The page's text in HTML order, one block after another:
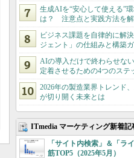
生成AIを“安心して使える”
は？ 注意点と実践方法を
ビジネス課題を自律的に解
ジェント」の仕組みと構築
AIの導入だけで終わらせな
定着させるための4つのステ
2026年の製造業界トレンド
が切り開く未来とは
ITmedia マーケティング新着記
「サイト内検索」＆「ラ
筋TOP5（2025年5月）